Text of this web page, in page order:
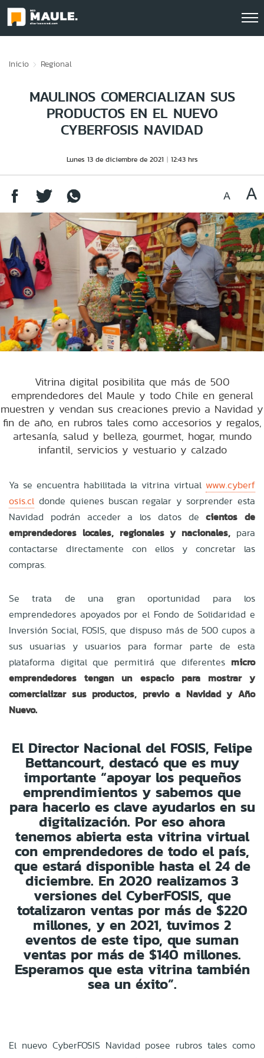
Inicio Regional
MAULINOS COMERCIALIZAN SUS
PRODUCTOS EN EL NUEVO
CYBERFOSIS NAVIDAD
Lunes 13 de diciembre de 2021 12:43 hrs
Vitrina digital posibilita que más de 500
emprendedores del Maule y todo Chile en general
muestren y vendan sus creaciones previo a Navidad y
fin de año, en rubros tales como accesorios y regalos,
artesanía, salud y belleza, gourmet, hogar, mundo
infantil, servicios y vestuario y calzado
Ya se encuentra habilitada la vitrina virtual www.cyberf
osis.cl donde quienes buscan regalar y sorprender esta
Navidad podrán acceder a los datos decientos de
emprendedores locales, regionales y nacionales, para
contactarse directamente con ellos y concretar las
compras.
Se trata de una gran oportunidad para los
emprendedores apoyados por el Fondo de Solidaridad e
Inversión Social, FOSIS, que dispuso más de 500 cupos a
sus usuarias y usuarios para formar parte de esta
plataforma digital que permitirá que diferentes micro
emprendedores tengan un espacio para mostrar y
comercializar sus productos, previo a Navidad y Año
Nuevo.
El Director Nacional del FOSIS, Felipe
Bettancourt, destacó que es muy
importante “apoyar los pequeños
emprendimientos y sabemos que
para hacerlo es clave ayudarlos en su
digitalización. Por eso ahora
tenemos abierta esta vitrina virtual
con emprendedores de todo el país,
que estará disponible hasta el 24 de
diciembre. En 2020 realizamos 3
versiones del CyberFOSIS, que
totalizaron ventas por más de $220
millones, y en 2021, tuvimos 2
eventos de este tipo, que suman
ventas por más de $140 millones.
Esperamos que esta vitrina también
sea un éxito”.
El nuevo CyberFOSIS Navidad posee rubros tales como